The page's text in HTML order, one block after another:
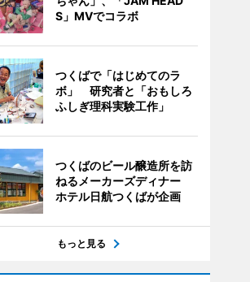
S」MVでコラボ
つくばで「はじめてのラ
ボ」 研究者と「おもしろ
ふしぎ理科実験工作」
つくばのビール醸造所を訪
ねるメーカーズディナー
ホテル日航つくばが企画
もっと見る